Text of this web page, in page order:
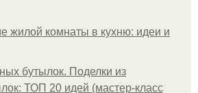
жилой комнаты в кухню: идеи и
бутылок. Поделки из
ТОП 20 идей (мастер-класс